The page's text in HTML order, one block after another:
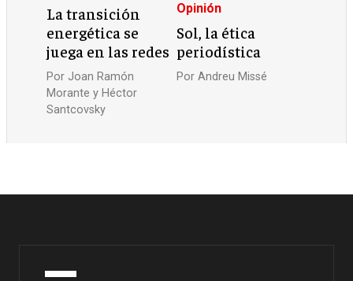
La transición
energética se
juega en las redes
Por Joan Ramón
Morante y Héctor
Santcovsky
Opinión
Sol, la ética
periodística
Por Andreu Missé